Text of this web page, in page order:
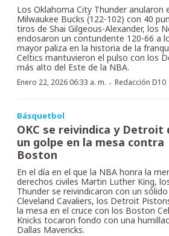
Los Oklahoma City Thunder anularon
Milwaukee Bucks (122-102) con 40
tiros de Shai Gilgeous-Alexander, los
endosaron un contundente 120-66 a
mayor paliza en la historia de la
Celtics mantuvieron el pulso con los
más alto del Este de la NBA.
Enero 22, 2026 06:33 a. m. · Redacción D10
Básquetbol
OKC se reivindica y Detroit
un golpe en la mesa contra
Boston
En el día en el que la NBA honra la
derechos civiles Martin Luther King,
Thunder se reivindicaron con un
Cleveland Cavaliers, los Detroit
la mesa en el cruce con los Boston
Knicks tocaron fondo con una
Dallas Mavericks.